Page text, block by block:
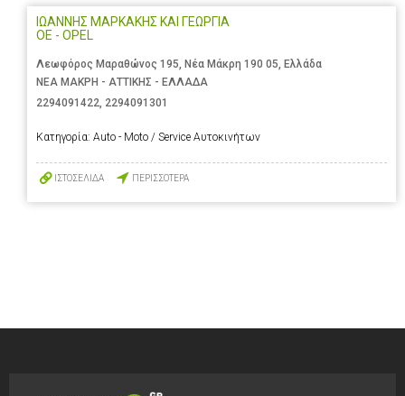
ΙΩΑΝΝΗΣ ΜΑΡΚΑΚΗΣ ΚΑΙ ΓΕΩΡΓΙΑ
ΟΕ - OPEL
Λεωφόρος Μαραθώνος 195, Νέα Μάκρη 190 05, Ελλάδα
ΝΕΑ ΜΑΚΡΗ - ΑΤΤΙΚΗΣ - ΕΛΛΑΔΑ
2294091422 2294091301
Κατηγορία: Auto - Moto / Service Αυτοκινήτων
ΙΣΤΟΣΕΛΙΔΑ ΠΕΡΙΣΣΟΤΕΡΑ